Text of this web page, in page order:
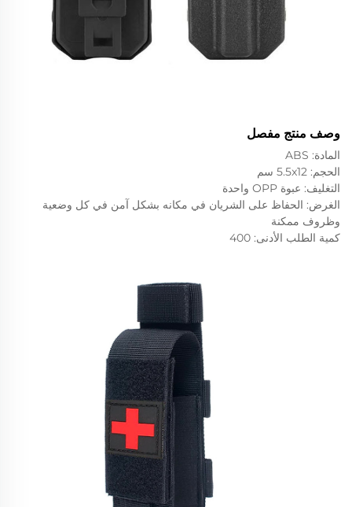
وصف منتج مفصل
المادة: ABS
الحجم: 5.5x12 سم
التغليف: عبوة OPP واحدة
الغرض: الحفاظ على الشريان في مكانه بشكل آمن في كل وضعية
وظروف ممكنة
كمية الطلب الأدنى: 400